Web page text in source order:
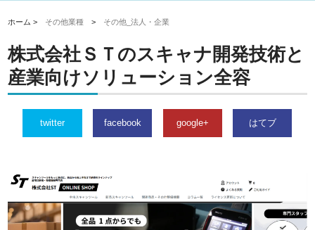
ホーム > その他業種 > その他_法人・企業
株式会社ＳＴのスキャナ開発技術と
産業向けソリューション全容
twitter facebook google+ はてブ